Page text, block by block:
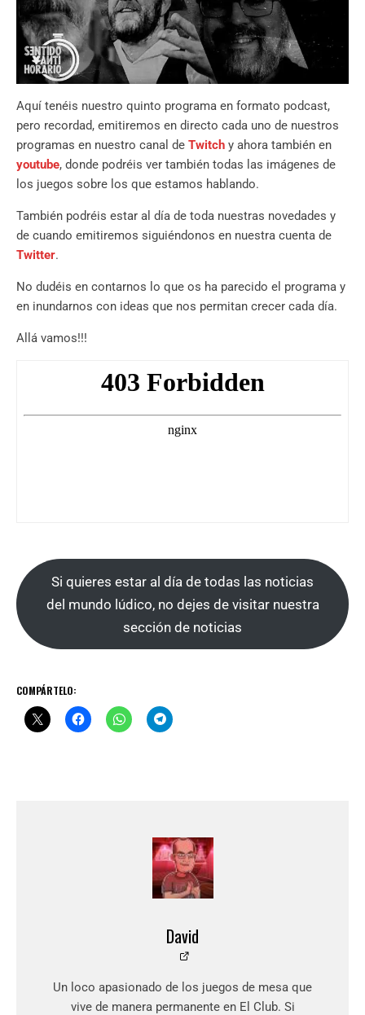
Aquí tenéis nuestro quinto programa en formato podcast,
pero recordad, emitiremos en directo cada uno de nuestros
programas en nuestro canal de Twitch y ahora también en
youtube, donde podréis ver también todas las imágenes de
los juegos sobre los que estamos hablando.
También podréis estar al día de toda nuestras novedades y
de cuando emitiremos siguiéndonos en nuestra cuenta de
Twitter.
No dudéis en contarnos lo que os ha parecido el programa y
en inundarnos con ideas que nos permitan crecer cada día.
Allá vamos!!!
Si quieres estar al día de todas las noticias
del mundo lúdico, no dejes de visitar nuestra
sección de noticias
COMPÁRTELO:
David
Un loco apasionado de los juegos de mesa que
vive de manera permanente en El Club. Si